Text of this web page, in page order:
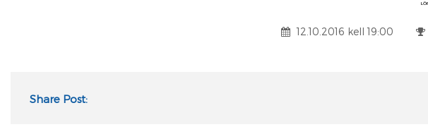
12.10.2016 kell 19:00
Share Post: